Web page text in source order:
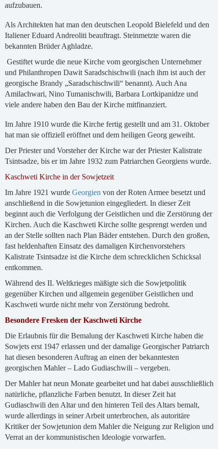
aufzubauen.
Als Architekten hat man den deutschen Leopold Bielefeld und den
Italiener Eduard Andreoliti beauftragt. Steinmetzte waren die
bekannten Brüder Aghladze.
Gestiftet wurde die neue Kirche vom georgischen Unternehmer
und Philanthropen Dawit Saradschischwili (nach ihm ist auch der
georgische Brandy „Saradschischwili“ benannt). Auch Ana
Amilachwari, Nino Tumanischwili, Barbara Lortkipanidze und
viele andere haben den Bau der Kirche mitfinanziert.
Im Jahre 1910 wurde die Kirche fertig gestellt und am 31. Oktober
hat man sie offiziell eröffnet und dem heiligen Georg geweiht.
Der Priester und Vorsteher der Kirche war der Priester Kalistrate
Tsintsadze, bis er im Jahre 1932 zum Patriarchen Georgiens wurde.
Kaschweti Kirche in der Sowjetzeit
Im Jahre 1921 wurde Georgien von der Roten Armee besetzt und
anschließend in die Sowjetunion eingegliedert. In dieser Zeit
beginnt auch die Verfolgung der Geistlichen und die Zerstörung der
Kirchen. Auch die Kaschweti Kirche sollte gesprengt werden und
an der Stelle sollten nach Plan Bäder entstehen. Durch den großen,
fast heldenhaften Einsatz des damaligen Kirchenvorstehers
Kalistrate Tsintsadze ist die Kirche dem schrecklichen Schicksal
entkommen.
Während des II. Weltkrieges mäßigte sich die Sowjetpolitik
gegenüber Kirchen und allgemein gegenüber Geistlichen und
Kaschweti wurde nicht mehr von Zerstörung bedroht.
Besondere Fresken der Kaschweti Kirche
Die Erlaubnis für die Bemalung der Kaschweti Kirche haben die
Sowjets erst 1947 erlassen und der damalige Georgischer Patriarch
hat diesen besonderen Auftrag an einen der bekanntesten
georgischen Mahler – Lado Gudiaschwili – vergeben.
Der Mahler hat neun Monate gearbeitet und hat dabei ausschließlich
natürliche, pflanzliche Farben benutzt. In dieser Zeit hat
Gudiaschwili den Altar und den hinteren Teil des Altars bemalt,
wurde allerdings in seiner Arbeit unterbrochen, als autoritäre
Kritiker der Sowjetunion dem Mahler die Neigung zur Religion und
Verrat an der kommunistischen Ideologie vorwarfen.